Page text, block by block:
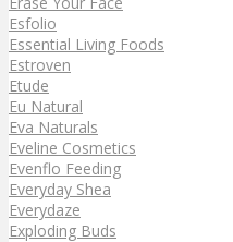
Esfolio
Essential Living Foods
Estroven
Etude
Eu Natural
Eva Naturals
Eveline Cosmetics
Evenflo Feeding
Everyday Shea
Everydaze
Exploding Buds